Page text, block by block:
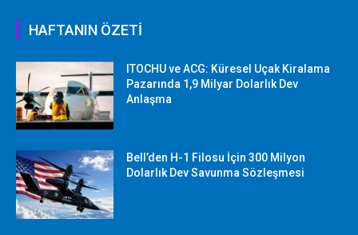
HAFTANIN ÖZETİ
ITOCHU ve ACG: Küresel Uçak Kiralama
Pazarında 1,9 Milyar Dolarlık Dev
Anlaşma
Bell’den H-1 Filosu İçin 300 Milyon
Dolarlık Dev Savunma Sözleşmesi